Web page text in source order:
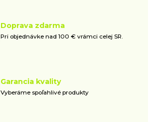
Doprava zdarma
Pri objednávke nad 100 € vrámci celej SR.
Garancia kvality
Vyberáme spoľahlivé produkty